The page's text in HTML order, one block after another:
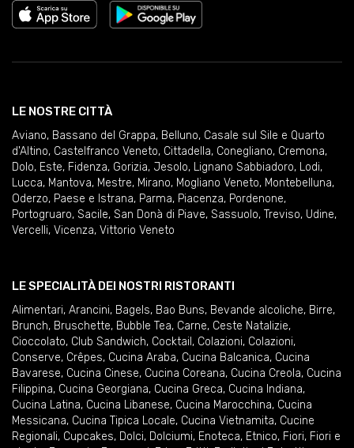
LE NOSTRE CITTÀ
Aviano, Bassano del Grappa, Belluno, Casale sul Sile e Quarto
d'Altino, Castelfranco Veneto, Cittadella, Conegliano, Cremona,
Dolo, Este, Fidenza, Gorizia, Jesolo, Lignano Sabbiadoro, Lodi,
Lucca, Mantova, Mestre, Mirano, Mogliano Veneto, Montebelluna,
Oderzo, Paese e Istrana, Parma, Piacenza, Pordenone,
Portogruaro, Sacile, San Donà di Piave, Sassuolo, Treviso, Udine,
Vercelli, Vicenza, Vittorio Veneto
LE SPECIALITÀ DEI NOSTRI RISTORANTI
Alimentari, Arancini, Bagels, Bao Buns, Bevande alcoliche, Birre,
Brunch, Bruschette, Bubble Tea, Carne, Ceste Natalizie,
Cioccolato, Club Sandwich, Cocktail , Colazioni, Colazioni,
Conserve, Crêpes, Cucina Araba, Cucina Balcanica, Cucina
Bavarese, Cucina Cinese, Cucina Coreana, Cucina Creola, Cucina
Filippina, Cucina Georgiana, Cucina Greca, Cucina Indiana,
Cucina Latina, Cucina Libanese, Cucina Marocchina, Cucina
Messicana, Cucina Tipica Locale, Cucina Vietnamita, Cucine
Regionali, Cupcakes, Dolci, Dolciumi, Enoteca, Etnico, Fiori, Fiori e